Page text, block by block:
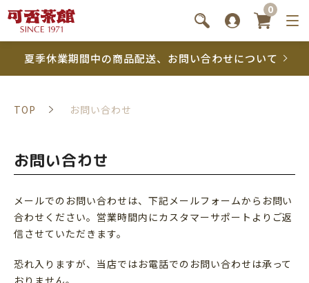
0
夏季休業期間中の商品配送、お問い合わせについて
TOP お問い合わせ
お問い合わせ
メールでのお問い合わせは、下記メールフォームからお問い
合わせください。営業時間内にカスタマーサポートよりご返
信させていただきます。
恐れ入りますが、当店ではお電話でのお問い合わせは承って
おりません。